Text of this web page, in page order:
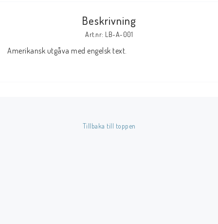
Kontaktformulär
Betala enkelt i förskott till konto i Nordea eller med Swish.
Beskrivning
Art.nr: LB-A-001
Amerikansk utgåva med engelsk text.
Tillbaka till toppen